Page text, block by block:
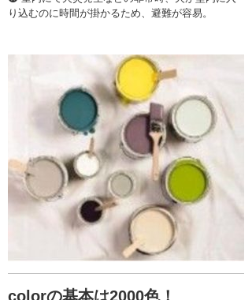
り込むのに時間が掛かるため、避難が容易。
colorの基本は2000色！